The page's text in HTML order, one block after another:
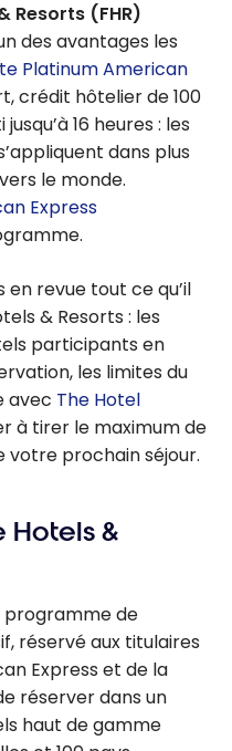
Resorts (FHR)
des avantages les
Platinum American
crédit hôtelier de 100
16 heures : les
dans plus
le monde.
Express
en revue tout ce qu’il
& Resorts : les
participants en
les limites du
avec The Hotel
à tirer le maximum de
votre prochain séjour.
Hotels &
programme de
réservé aux titulaires
Express et de la
réserver dans un
haut de gamme